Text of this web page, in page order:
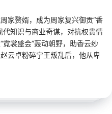
家赘婿，成为周家复兴御贡“香
代知识与商业奇谋，对抗权贵情
裳盛会”轰动朝野，助香云纱
云卓粉碎宁王叛乱后，他从卑